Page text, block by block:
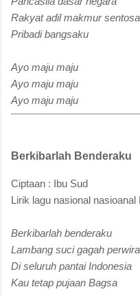
Rakyat adil makmur sentosa
Pribadi bangsaku
Ayo maju maju
Ayo maju maju
Ayo maju maju
Berkibarlah Benderaku
Ciptaan : Ibu Sud
Lirik lagu nasional
Berkibarlah benderaku
Lambang suci gagah perwira
Di seluruh pantai Indonesia
Kau tetap pujaan Bagsa